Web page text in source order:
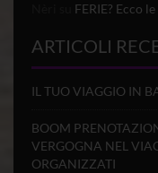
FERIE? Ecco
ARTICOLI
IL TUO VIAGGIO IN
BOOM
VERGOGNA NEL
ORGANIZZATI